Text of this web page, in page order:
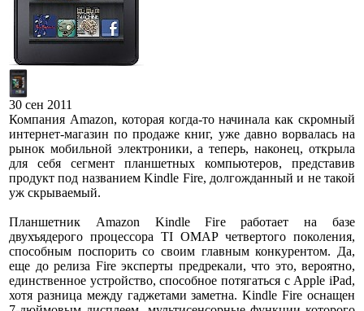
30 сен 2011
Компания Amazon, которая когда-то начинала как скромный
интернет-магазин по продаже книг, уже давно ворвалась на
рынок мобильной электроники, а теперь, наконец, открыла
для себя сегмент планшетных компьютеров, представив
продукт под названием Kindle Fire, долгожданный и не такой
уж скрываемый.
Планшетник Amazon Kindle Fire работает на базе
двухъядерого процессора TI OMAP четвертого поколения,
способным поспорить со своим главным конкурентом. Да,
еще до релиза Fire эксперты предрекали, что это, вероятно,
единственное устройство, способное потягаться с Apple iPad,
хотя разница между гаджетами заметна. Kindle Fire оснащен